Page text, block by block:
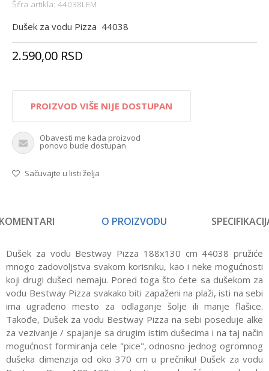
Šifra artikla: 44038LEM
Dušek za vodu Pizza 44038
2.590,00 RSD
PROIZVOD VIŠE NIJE DOSTUPAN
Obavesti me kada proizvod
ponovo bude dostupan
Sačuvajte u listi želja
O PROIZVODU
Dušek za vodu Bestway Pizza 188x130 cm 44038 pružiće
mnogo zadovoljstva svakom korisniku, kao i neke mogućnosti
koji drugi dušeci nemaju. Pored toga što ćete sa dušekom za
vodu Bestway Pizza svakako biti zapaženi na plaži, isti na sebi
ima ugrađeno mesto za odlaganje šolje ili manje flašice.
Takođe, Dušek za vodu Bestway Pizza na sebi poseduje alke
za vezivanje / spajanje sa drugim istim dušecima i na taj način
mogućnost formiranja cele "pice", odnosno jednog ogromnog
dušeka dimenzija od oko 370 cm u prečniku! Dušek za vodu